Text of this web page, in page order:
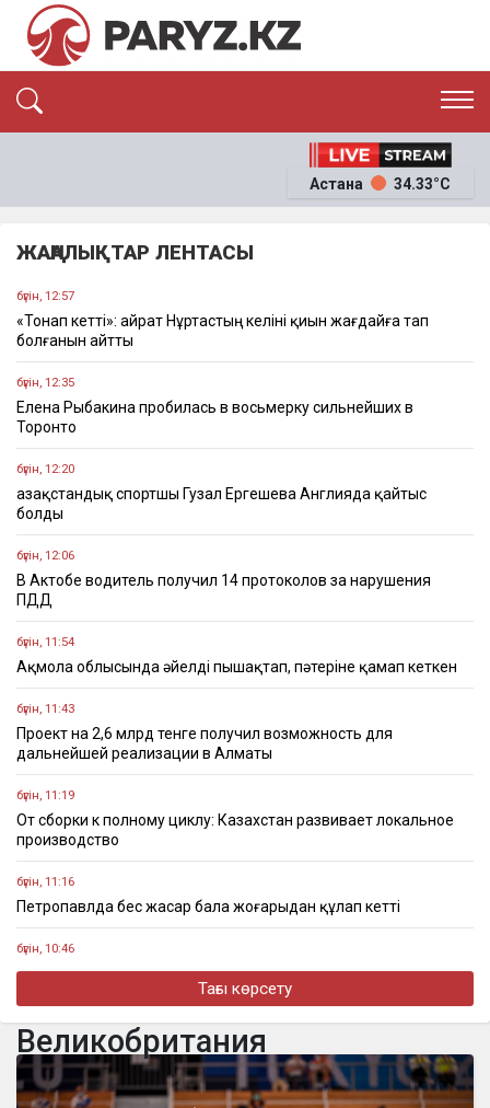
ЭКОНОМИКА
ОҚИҒА
Астана 34.33°C
ЖАҢАЛЫҚТАР ЛЕНТАСЫ
бүгін, 12:57
«Тонап кетті»: Қайрат Нұртастың келіні қиын жағдайға тап
болғанын айтты
бүгін, 12:35
Елена Рыбакина пробилась в восьмерку сильнейших в
Торонто
бүгін, 12:20
Қазақстандық спортшы Гузал Ергешева Англияда қайтыс
болды
бүгін, 12:06
В Актобе водитель получил 14 протоколов за нарушения
ПДД
бүгін, 11:54
Ақмола облысында әйелді пышақтап, пәтеріне қамап кеткен
бүгін, 11:43
Проект на 2,6 млрд тенге получил возможность для
дальнейшей реализации в Алматы
бүгін, 11:19
От сборки к полному циклу: Казахстан развивает локальное
производство
бүгін, 11:16
Петропавлда бес жасар бала жоғарыдан құлап кетті
бүгін, 10:46
Абай күні: Ұлы ақынның туғанына 181 жыл толды
Блогера «Маха.dxb» объявили в международный розыск
Тағы көрсету
Великобритания